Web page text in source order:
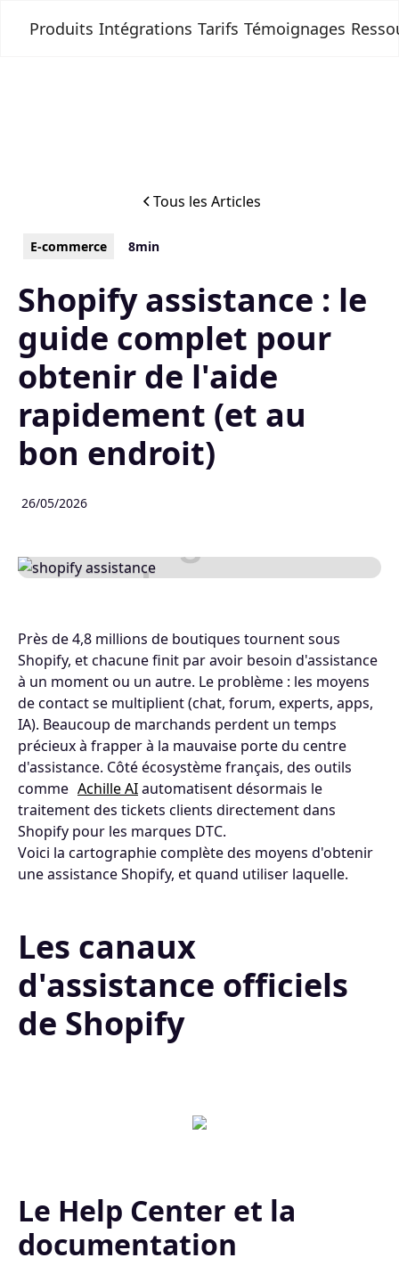
Produits Intégrations Tarifs Témoignages
Tous les Articles
E-commerce 8min
Shopify assistance : le
guide complet pour
obtenir de l'aide
rapidement (et au
bon endroit)
26/05/2026
Près de 4,8 millions de boutiques tournent sous
Shopify, et chacune finit par avoir besoin d'assistance
à un moment ou un autre. Le problème : les moyens
de contact se multiplient (chat, forum, experts, apps,
IA). Beaucoup de marchands perdent un temps
précieux à frapper à la mauvaise porte du centre
d'assistance. Côté écosystème français, des outils
comme Achille AIautomatisent désormais le
traitement des tickets clients directement dans
Shopify pour les marques DTC.
Voici la cartographie complète des moyens d'obtenir
une assistance Shopify, et quand utiliser laquelle.
Les canaux
d'assistance officiels
de Shopify
Le Help Center et la
documentation